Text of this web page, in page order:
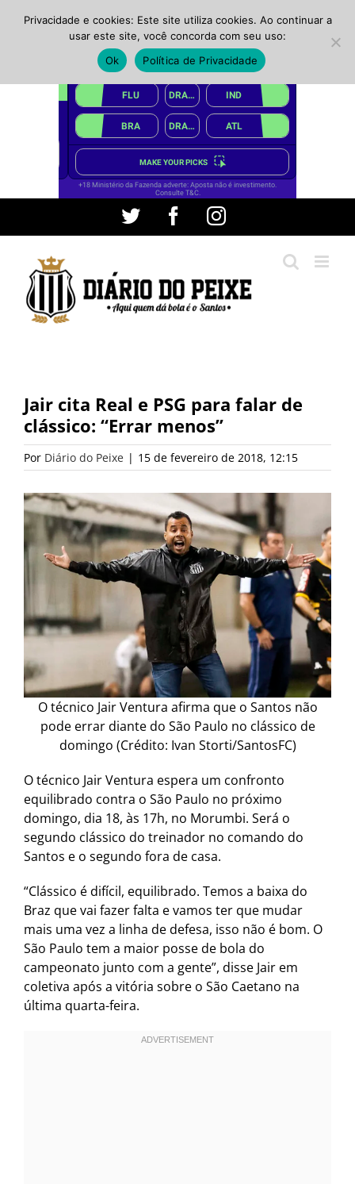
conteúdo
Twitter FacebookInstagram
Jair cita Real e PSG para falar de
clássico: “Errar menos”
Por Diário do Peixe | 15 de fevereiro de 2018, 12:15
O técnico Jair Ventura afirma que o Santos não
pode errar diante do São Paulo no clássico de
domingo (Crédito: Ivan Storti/SantosFC)
O técnico Jair Ventura espera um confronto
equilibrado contra o São Paulo no próximo
domingo, dia 18, às 17h, no Morumbi. Será o
segundo clássico do treinador no comando do
Santos e o segundo fora de casa.
“Clássico é difícil, equilibrado. Temos a baixa do
Braz que vai fazer falta e vamos ter que mudar
mais uma vez a linha de defesa, isso não é bom. O
São Paulo tem a maior posse de bola do
campeonato junto com a gente”, disse Jair em
coletiva após a vitória sobre o São Caetano na
última quarta-feira.
Privacidade e cookies: Este site utiliza cookies. Ao continuar a
usar este site, você concorda com seu uso:
Ok
Política de Privacidade